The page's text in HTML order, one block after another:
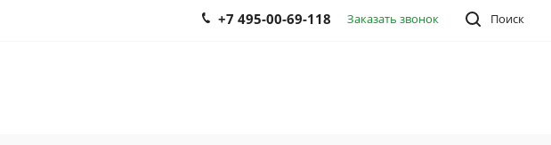
Поиск
+7 495-00-69-118 Заказать звонок